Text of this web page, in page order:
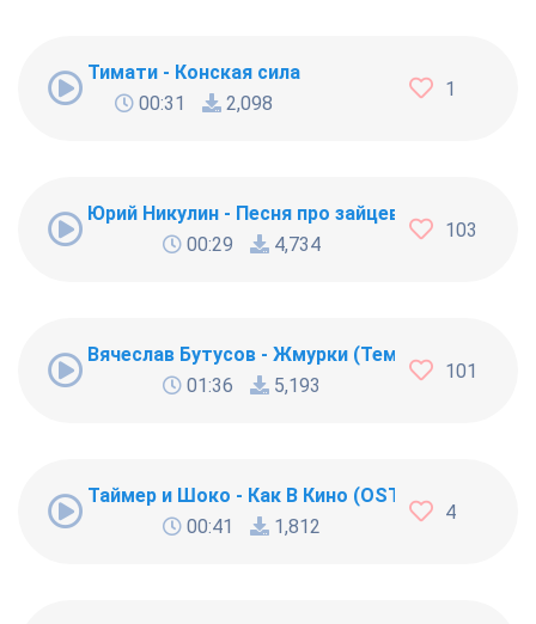
Тимати - Конская сила
00:31
2,098
1
Юрий Никулин - Песня про зайцев (А нам все
00:29
4,734
103
Вячеслав Бутусов - Жмурки (Тема дороги)
01:36
5,193
101
Таймер и Шоко - Как В Кино (OST Реальные
00:41
1,812
4